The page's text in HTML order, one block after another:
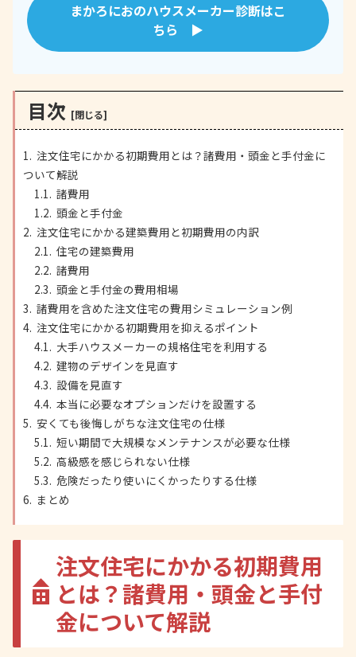
まかろにおのハウスメーカー診断はこ
ちら ▶
目次
注文住宅にかかる初期費用とは？諸費用・頭金と手付金に
ついて解説
諸費用
頭金と手付金
注文住宅にかかる建築費用と初期費用の内訳
住宅の建築費用
諸費用
頭金と手付金の費用相場
諸費用を含めた注文住宅の費用シミュレーション例
注文住宅にかかる初期費用を抑えるポイント
大手ハウスメーカーの規格住宅を利用する
建物のデザインを見直す
設備を見直す
本当に必要なオプションだけを設置する
安くても後悔しがちな注文住宅の仕様
短い期間で大規模なメンテナンスが必要な仕様
高級感を感じられない仕様
危険だったり使いにくかったりする仕様
まとめ
注文住宅にかかる初期費用
とは？諸費用・頭金と手付
金について解説